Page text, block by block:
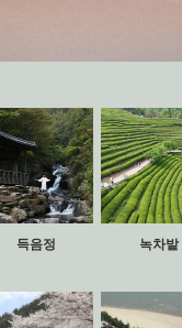
득음정 녹차밭